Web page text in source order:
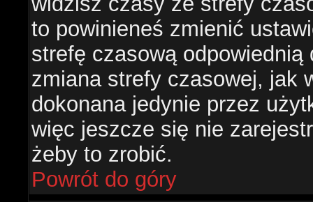
to powinieneś zmienić
strefę czasową
zmiana strefy czasowej, jak
dokonana jedynie przez
więc jeszcze się nie
żeby to zrobić.
Powrót do góry